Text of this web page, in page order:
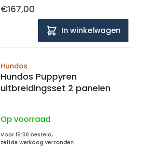
€167,00
In winkelwagen
Hundos
Hundos Puppyren
uitbreidingsset 2 panelen
Op voorraad
Voor 15:00 besteld,
zelfde werkdag verzonden